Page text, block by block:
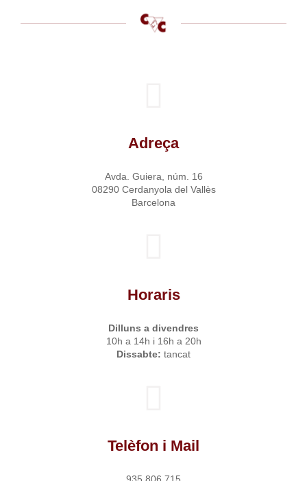
Adreça
Avda. Guiera, núm. 16
08290 Cerdanyola del Vallès
Barcelona
Horaris
Dilluns a divendres
10h a 14h i 16h a 20h
Dissabte: tancat
Telèfon i Mail